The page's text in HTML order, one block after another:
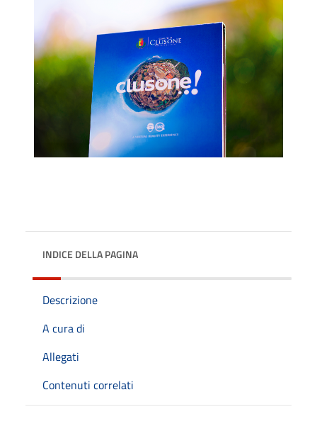
INDICE DELLA PAGINA
Descrizione
A cura di
Allegati
Contenuti correlati